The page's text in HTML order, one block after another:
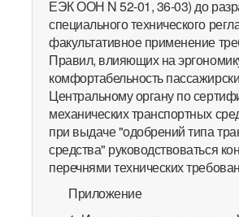
ЕЭК ООН N 52-01, 36-03) до
специального технического
факультативное применение
Правил, влияющих на
комфортабельность
Центральному органу по
механических транспортных
при выдаче "одобрений типа
средства" руководствоваться
перечнями технических
Приложение